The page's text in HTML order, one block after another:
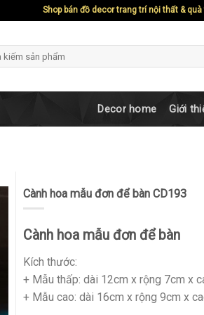
Shop bán đồ decor trang trí nội thất & quà
Decor home Giới
Cành hoa mẫu đơn để bàn CD193
Cành hoa mẫu đơn để bàn
Kích thước:
+ Mẫu thấp: dài 12cm x rộng 7cm x
+ Mẫu cao: dài 16cm x rộng 9cm x